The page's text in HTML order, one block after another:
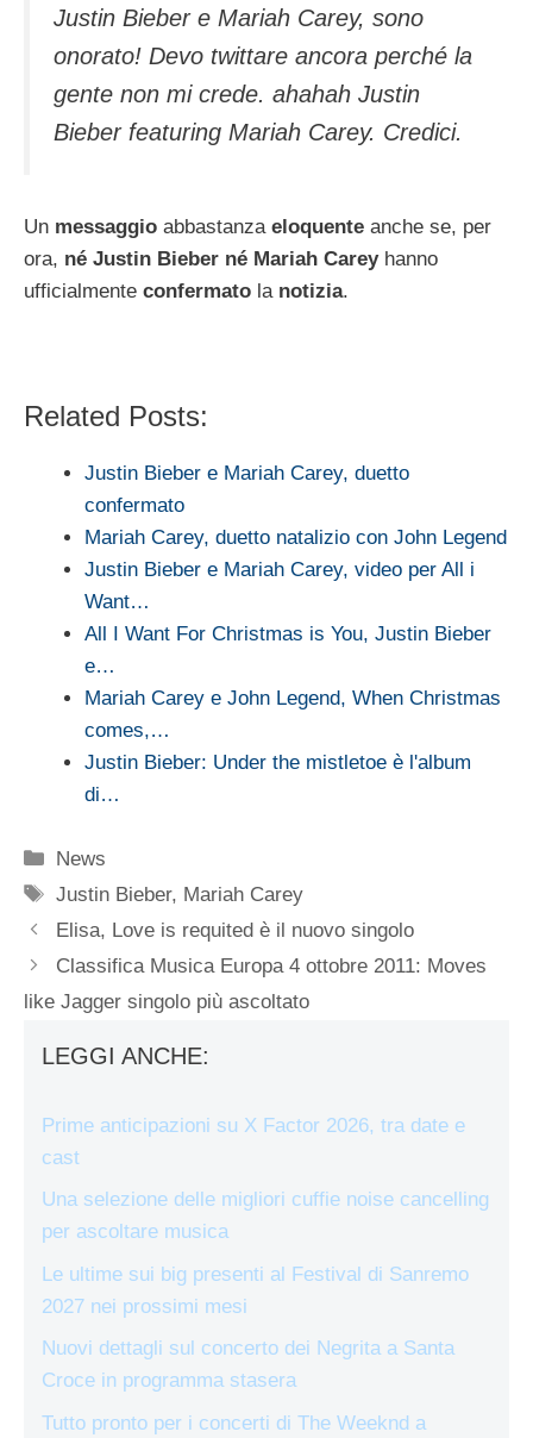
Justin Bieber e Mariah Carey, sono
onorato! Devo twittare ancora perché la
gente non mi crede. ahahah Justin
Bieber featuring Mariah Carey. Credici.
Un messaggio abbastanza eloquente anche se, per
ora, né Justin Bieber né Mariah Careyhanno
ufficialmente confermato la notizia.
Related Posts:
Justin Bieber e Mariah Carey, duetto
confermato
Mariah Carey, duetto natalizio con John Legend
Justin Bieber e Mariah Carey, video per All i
Want…
All I Want For Christmas is You, Justin Bieber
e…
Mariah Carey e John Legend, When Christmas
comes,…
Justin Bieber: Under the mistletoe è l'album
di…
Categorie
News
Tag
Justin Bieber, Mariah Carey
Elisa, Love is requited è il nuovo singolo
Classifica Musica Europa 4 ottobre 2011: Moves
like Jagger singolo più ascoltato
LEGGI ANCHE:
Prime anticipazioni su X Factor 2026, tra date e
cast
Una selezione delle migliori cuffie noise cancelling
per ascoltare musica
Le ultime sui big presenti al Festival di Sanremo
2027 nei prossimi mesi
Nuovi dettagli sul concerto dei Negrita a Santa
Croce in programma stasera
Tutto pronto per i concerti di The Weeknd a